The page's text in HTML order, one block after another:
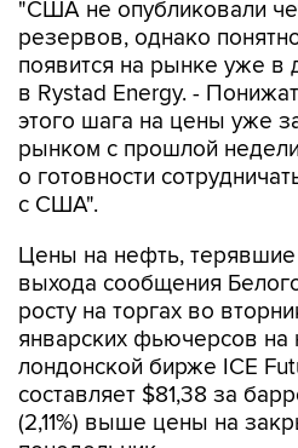
появится на рынке уже в
в Rystad Energy. -
этого шага на цены уже
рынком с прошлой недели,
о готовности
с США".
Цены на нефть, терявшие
росту на торгах во
январских фьючерсов на
лондонской бирже ICE
составляет $81,38 за
(2,11%) выше цены на
понедельник.